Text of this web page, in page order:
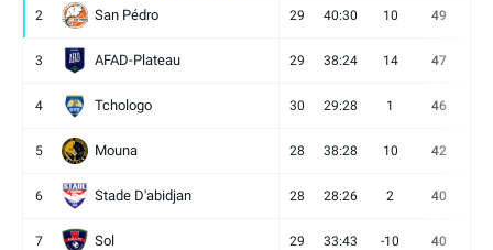
2 San Pédro 29 40:30 10 49
3 AFAD-Plateau 29 38:24 14 47
4 Tchologo 30 29:28 1 46
5 Mouna 28 38:28 10 42
6 Stade D'abidjan 28 28:26 2 40
7 Sol 29 33:43 -10 40